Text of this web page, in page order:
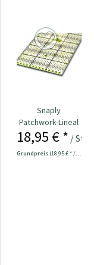
Snaply
Patchwork-Lineal
60 x 15 cm
18,95 € * / Stück
Grundpreis (18,95 € * / 1 Stück)